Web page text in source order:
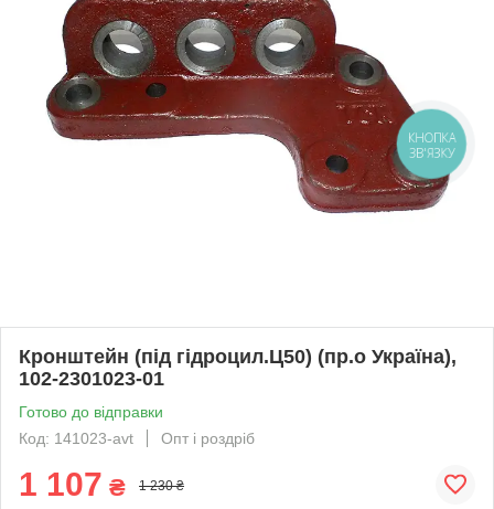
Кронштейн (під гідроцил.Ц50) (пр.о Україна),
102-2301023-01
Готово до відправки
Код: 141023-avt
Опт і роздріб
1 107 ₴ 1 230 ₴
КНОПКА
ЗВ'ЯЗКУ